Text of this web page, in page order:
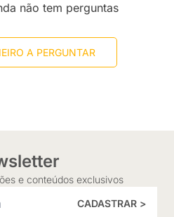
não tem perguntas
A PERGUNTAR
e conteúdos exclusivos
CADASTRAR >